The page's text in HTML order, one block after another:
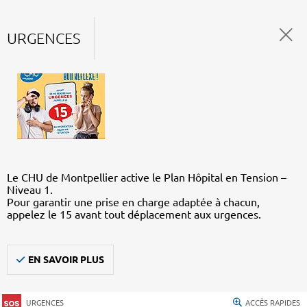
URGENCES
Le CHU de Montpellier active le Plan Hôpital en Tension –
Niveau 1.
Pour garantir une prise en charge adaptée à chacun,
appelez le 15 avant tout déplacement aux urgences.
EN SAVOIR PLUS
URGENCES ACCÈS RAPIDES